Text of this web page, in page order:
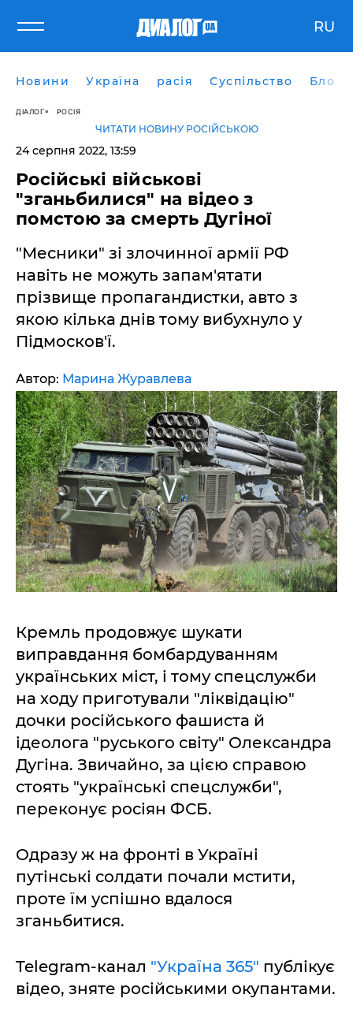
RU
Новини Україна расія Суспільство Блоги
ДІАЛОГ РОСІЯ
ЧИТАТИ НОВИНУ РОСІЙСЬКОЮ
24 серпня 2022, 13:59
Російські військові
"зганьбилися" на відео з
помстою за смерть Дугіної
"Месники" зі злочинної армії РФ
навіть не можуть запам'ятати
прізвище пропагандистки, авто з
якою кілька днів тому вибухнуло у
Підмосков'ї.
Автор: Марина Журавлева
Кремль продовжує шукати
виправдання бомбардуванням
українських міст, і тому спецслужби
на ходу приготували "ліквідацію"
дочки російського фашиста й
ідеолога "руського світу" Олександра
Дугіна. Звичайно, за цією справою
стоять "українські спецслужби",
переконує росіян ФСБ.
Одразу ж на фронті в Україні
путінські солдати почали мстити,
проте їм успішно вдалося
зганьбитися.
Telegram-канал "Україна 365" публікує
відео, зняте російськими окупантами.